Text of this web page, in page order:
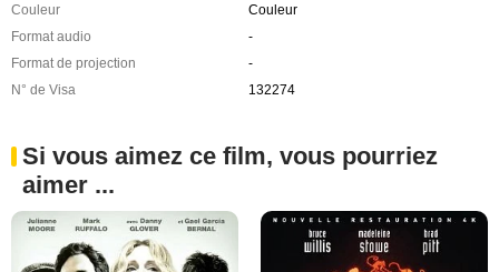
Couleur
Couleur
Format audio
-
Format de projection
-
N° de Visa
132274
Si vous aimez ce film, vous pourriez
aimer ...